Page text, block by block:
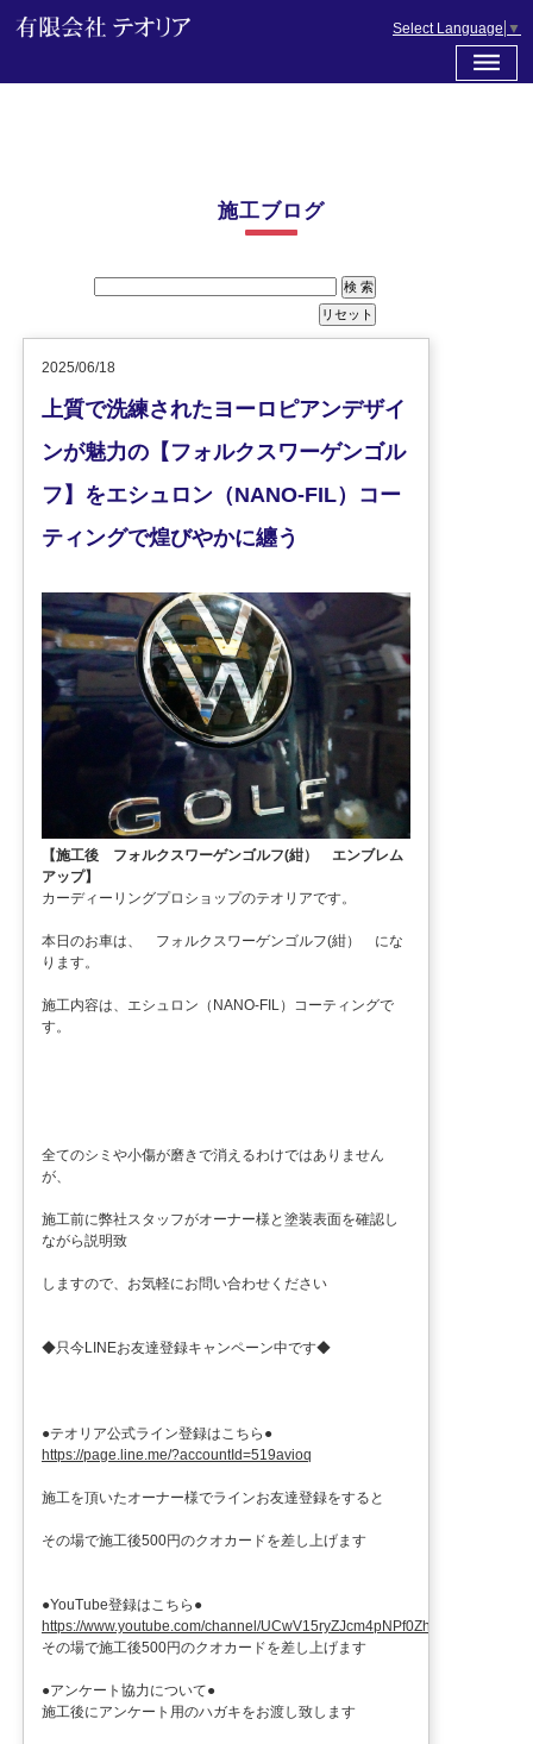
Select Language ▼
施工ブログ
2025/06/18
上質で洗練されたヨーロピアンデザイ
ンが魅力の【フォルクスワーゲンゴル
フ】をエシュロン（NANO-FIL）コー
ティングで煌びやかに纏う
【施工後 フォルクスワーゲンゴルフ(紺） エンブレム
アップ】
カーディーリングプロショップのテオリアです。
本日のお車は、 フォルクスワーゲンゴルフ(紺） にな
ります。
施工内容は、エシュロン（NANO-FIL）コーティングで
す。
全てのシミや小傷が磨きで消えるわけではありません
が、
施工前に弊社スタッフがオーナー様と塗装表面を確認し
ながら説明致
しますので、お気軽にお問い合わせください
◆只今LINEお友達登録キャンペーン中です◆
●テオリア公式ライン登録はこちら●
https://page.line.me/?accountId=519avioq
施工を頂いたオーナー様でラインお友達登録をすると
その場で施工後500円のクオカードを差し上げます
●YouTube登録はこちら●
https://www.youtube.com/channel/UCwV15ryZJcm4pNPf0ZhXu9g
その場で施工後500円のクオカードを差し上げます
●アンケート協力について●
施工後にアンケート用のハガキをお渡し致します